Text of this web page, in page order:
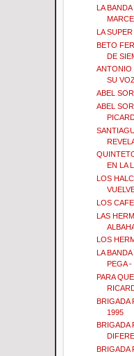
LA
LA
BETO
DE
ANTONIO
SU
ABEL
ABEL
EN LA
LOS
LOS
LAS
LOS
LA
PEGA -
PARA
BRIGADA
1995
BRIGADA
BRIGADA